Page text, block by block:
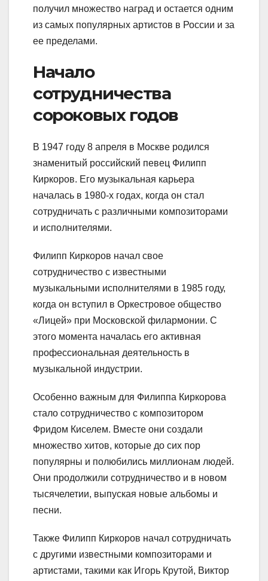
получил множество наград и остается одним
из самых популярных артистов в России и за
ее пределами.
Начало
сотрудничества
сороковых годов
В 1947 году 8 апреля в Москве родился
знаменитый российский певец Филипп
Киркоров. Его музыкальная карьера
началась в 1980-х годах, когда он стал
сотрудничать с различными композиторами
и исполнителями.
Филипп Киркоров начал свое
сотрудничество с известными
музыкальными исполнителями в 1985 году,
когда он вступил в Оркестровое общество
«Лицей» при Московской филармонии. С
этого момента началась его активная
профессиональная деятельность в
музыкальной индустрии.
Особенно важным для Филиппа Киркорова
стало сотрудничество с композитором
Фридом Киселем. Вместе они создали
множество хитов, которые до сих пор
популярны и полюбились миллионам людей.
Они продолжили сотрудничество и в новом
тысячелетии, выпуская новые альбомы и
песни.
Также Филипп Киркоров начал сотрудничать
с другими известными композиторами и
артистами, такими как Игорь Крутой, Виктор